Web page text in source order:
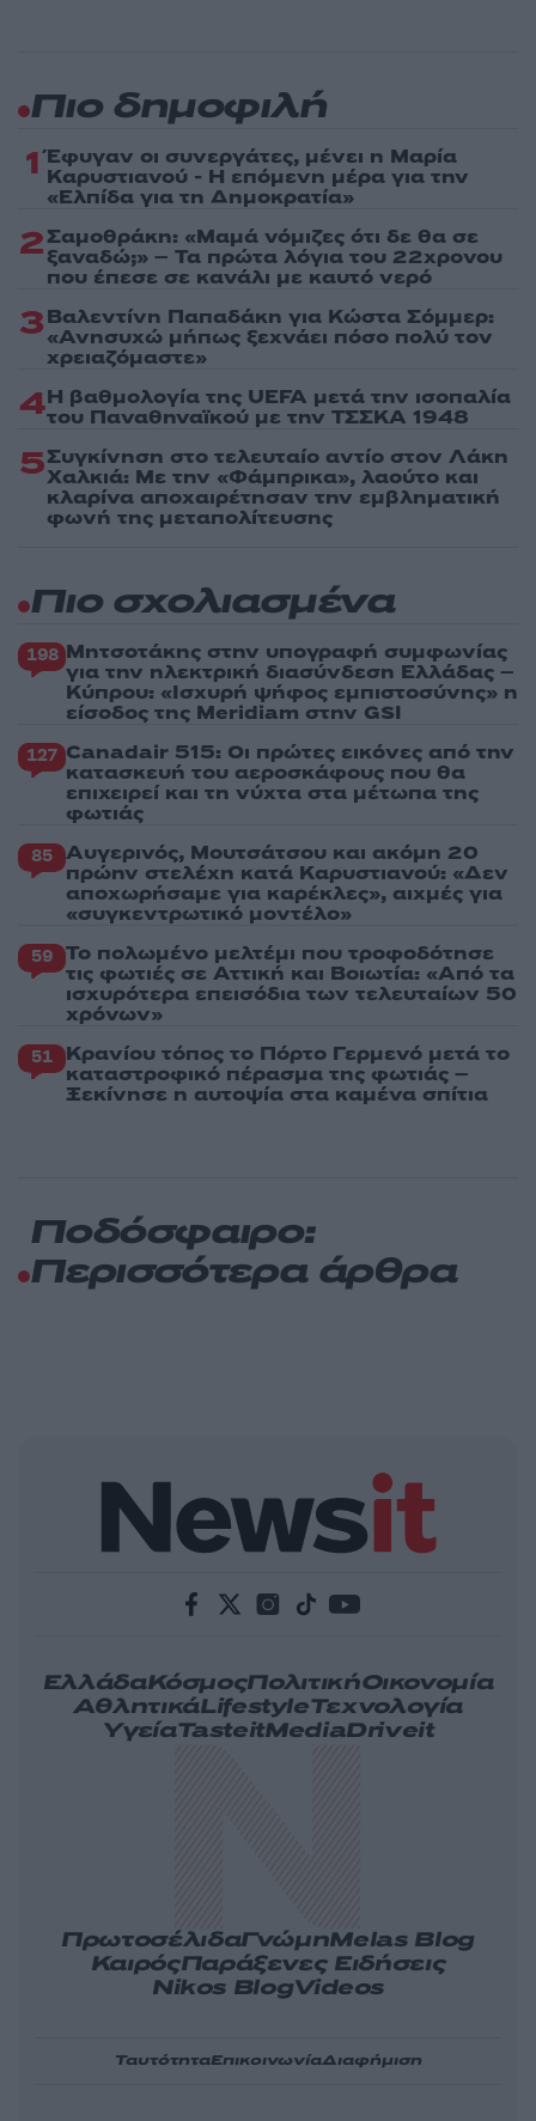
Πιο δημοφιλή
1 Έφυγαν οι συνεργάτες, μένει η Μαρία
Καρυστιανού - Η επόμενη μέρα για την
«Ελπίδα για τη Δημοκρατία»
2Σαμοθράκη: «Μαμά νόμιζες ότι δε θα σε
ξαναδώ;» – Τα πρώτα λόγια του 22χρονου
που έπεσε σε κανάλι με καυτό νερό
3Βαλεντίνη Παπαδάκη για Κώστα Σόμμερ:
«Ανησυχώ μήπως ξεχνάει πόσο πολύ τον
χρειαζόμαστε»
4Η βαθμολογία της UEFA μετά την ισοπαλία
του Παναθηναϊκού με την ΤΣΣΚΑ 1948
5Συγκίνηση στο τελευταίο αντίο στον Λάκη
Χαλκιά: Με την «Φάμπρικα», λαούτο και
κλαρίνα αποχαιρέτησαν την εμβληματική
φωνή της μεταπολίτευσης
Πιο σχολιασμένα
198 Μητσοτάκης στην υπογραφή συμφωνίας
για την ηλεκτρική διασύνδεση Ελλάδας –
Κύπρου: «Ισχυρή ψήφος εμπιστοσύνης» η
είσοδος της Meridiam στην GSI
127 Canadair 515: Οι πρώτες εικόνες από την
κατασκευή του αεροσκάφους που θα
επιχειρεί και τη νύχτα στα μέτωπα της
φωτιάς
85 Αυγερινός, Μουτσάτσου και ακόμη 20
πρώην στελέχη κατά Καρυστιανού: «Δεν
αποχωρήσαμε για καρέκλες», αιχμές για
«συγκεντρωτικό μοντέλο»
59 Το πολωμένο μελτέμι που τροφοδότησε
τις φωτιές σε Αττική και Βοιωτία: «Από τα
ισχυρότερα επεισόδια των τελευταίων 50
χρόνων»
51 Κρανίου τόπος το Πόρτο Γερμενό μετά το
καταστροφικό πέρασμα της φωτιάς –
Ξεκίνησε η αυτοψία στα καμένα σπίτια
Ποδόσφαιρο:
Περισσότερα άρθρα
ΕλλάδαΚόσμοςΠολιτικήΟικονομία
ΑθλητικάLifestyleΤεχνολογία
ΥγείαTasteitMediaDriveit
ΠρωτοσέλιδαΓνώμηMelas Blog
ΚαιρόςΠαράξενες Ειδήσεις
Nikos BlogVideos
ΤαυτότηταΕπικοινωνίαΔιαφήμιση